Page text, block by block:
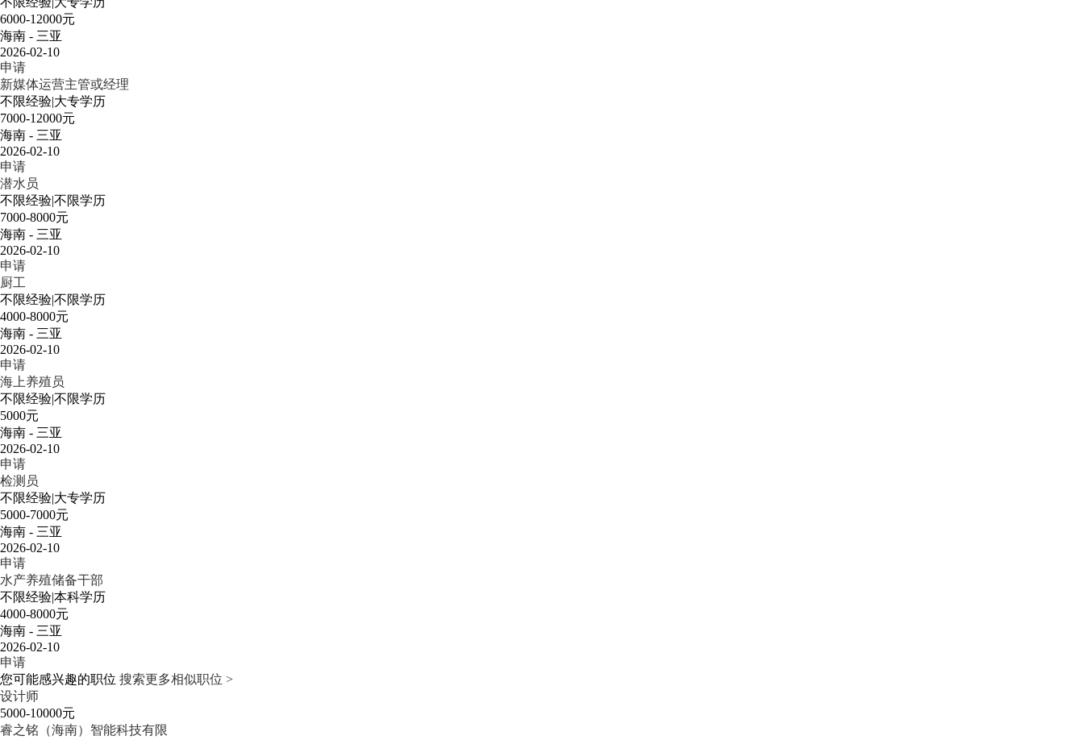
6000-12000元
海南 - 三亚
2026-02-10
申请
新媒体运营主管或经理
不限经验|大专学历
7000-12000元
海南 - 三亚
2026-02-10
申请
潜水员
不限经验|不限学历
7000-8000元
海南 - 三亚
2026-02-10
申请
厨工
不限经验|不限学历
4000-8000元
海南 - 三亚
2026-02-10
申请
海上养殖员
不限经验|不限学历
5000元
海南 - 三亚
2026-02-10
申请
检测员
不限经验|大专学历
5000-7000元
海南 - 三亚
2026-02-10
申请
水产养殖储备干部
不限经验|本科学历
4000-8000元
海南 - 三亚
2026-02-10
申请
您可能感兴趣的职位 搜索更多相似职位 >
设计师
5000-10000元
睿之铭（海南）智能科技有限